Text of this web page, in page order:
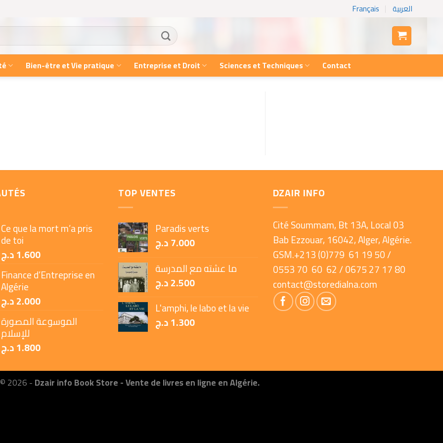
Français العربية
Bien-être et Vie pratique Entreprise et Droit Sciences et Techniques Contact
Ce que la mort m’a pris
de toi
1.600د.ج
Finance d’Entreprise en
Algérie
2.000د.ج
الموسوعة المصورة
للإسلام
1.800د.ج
TOP VENTES
Paradis verts
7.000د.ج
ما عشته مع المدرسة
2.500د.ج
L'amphi, le labo et la vie
1.300د.ج
DZAIR INFO
Cité Soummam, Bt 13A, Local 03
Bab Ezzouar, 16042, Alger, Algérie.
GSM.+213 (0)779 61 19 50 /
0553 70 60 62 / 0675 27 17 80
contact@storedialna.com
2026 -Dzair info Book Store - Vente de livres en ligne en Algérie.